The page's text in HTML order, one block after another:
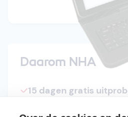
Daarom NHA
15 dagen gratis